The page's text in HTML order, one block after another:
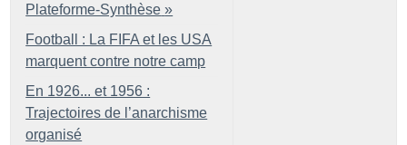
Plateforme-Synthèse »
Football : La FIFA et les USA
marquent contre notre camp
En 1926... et 1956 :
Trajectoires de l’anarchisme
organisé